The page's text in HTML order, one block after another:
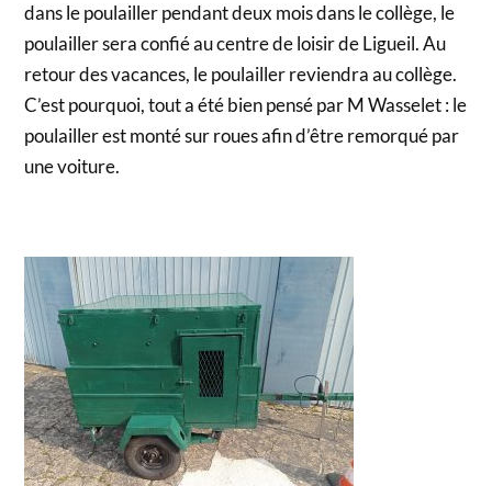
dans le poulailler pendant deux mois dans le collège, le
poulailler sera confié au centre de loisir de Ligueil. Au
retour des vacances, le poulailler reviendra au collège.
C’est pourquoi, tout a été bien pensé par M Wasselet : le
poulailler est monté sur roues afin d’être remorqué par
une voiture.